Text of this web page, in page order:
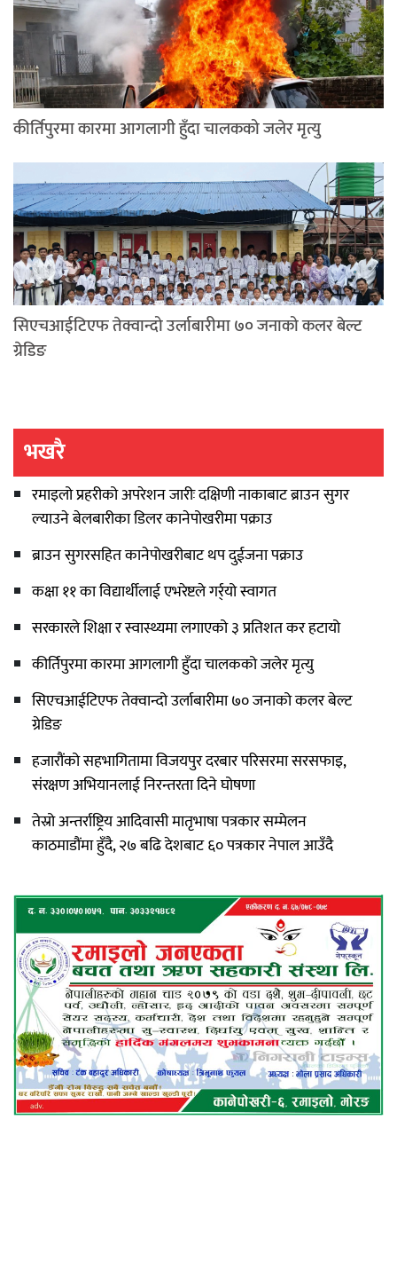
कीर्तिपुरमा कारमा आगलागी हुँदा चालकको जलेर मृत्यु
सिएचआईटिएफ तेक्वान्दो उर्लाबारीमा ७० जनाको कलर बेल्ट
ग्रेडिङ
भखरै
रमाइलो प्रहरीको अपरेशन जारीः दक्षिणी नाकाबाट ब्राउन सुगर
ल्याउने बेलबारीका डिलर कानेपोखरीमा पक्राउ
ब्राउन सुगरसहित कानेपोखरीबाट थप दुईजना पक्राउ
कक्षा ११ का विद्यार्थीलाई एभरेष्टले गर्र्यो स्वागत
सरकारले शिक्षा र स्वास्थ्यमा लगाएको ३ प्रतिशत कर हटायो
कीर्तिपुरमा कारमा आगलागी हुँदा चालकको जलेर मृत्यु
सिएचआईटिएफ तेक्वान्दो उर्लाबारीमा ७० जनाको कलर बेल्ट
ग्रेडिङ
हजारौंको सहभागितामा विजयपुर दरबार परिसरमा सरसफाइ,
संरक्षण अभियानलाई निरन्तरता दिने घोषणा
तेस्रो अन्तर्राष्ट्रिय आदिवासी मातृभाषा पत्रकार सम्मेलन
काठमाडौंमा हुँदै, २७ बढि देशबाट ६० पत्रकार नेपाल आउँदै